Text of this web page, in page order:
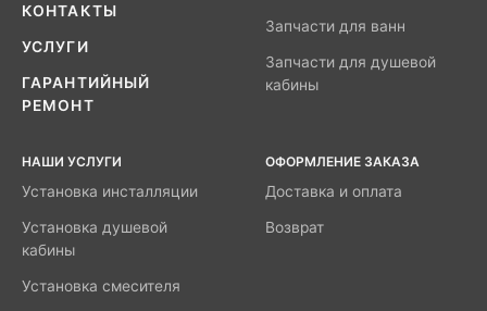
КОНТАКТЫ
УСЛУГИ
ГАРАНТИЙНЫЙ
РЕМОНТ
Запчасти для ванн
Запчасти для душевой
кабины
НАШИ УСЛУГИ
Установка инсталляции
Установка душевой
кабины
Установка смесителя
ОФОРМЛЕНИЕ ЗАКАЗА
Доставка и оплата
Возврат